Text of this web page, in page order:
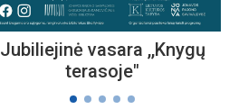
Jubiliejinė vasara ,,Knygų
terasoje"